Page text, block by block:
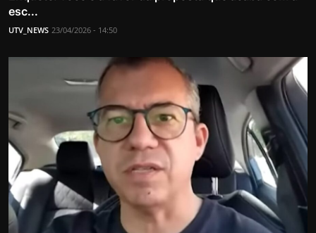
esc...
UTV_NEWS 23/04/2026 - 14:50